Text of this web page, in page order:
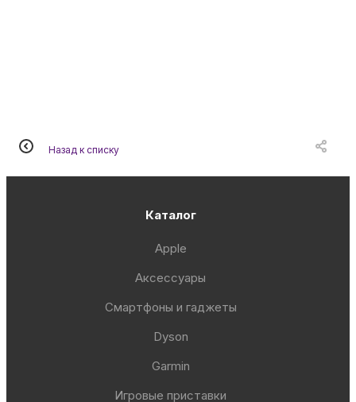
Назад к списку
Каталог
Apple
Аксессуары
Смартфоны и гаджеты
Dyson
Garmin
Игровые приставки